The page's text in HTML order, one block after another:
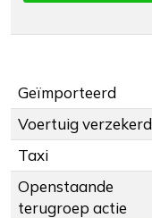
Geïmporteerd
Voertuig verzekerd
Taxi
Openstaande
terugroep actie